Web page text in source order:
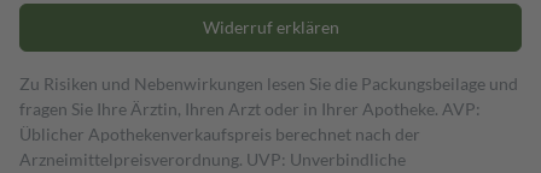
Widerruf erklären
Zu Risiken und Nebenwirkungen lesen Sie die Packungsbeilage und
fragen Sie Ihre Ärztin, Ihren Arzt oder in Ihrer Apotheke. AVP:
Üblicher Apothekenverkaufspreis berechnet nach der
Arzneimittelpreisverordnung. UVP: Unverbindliche